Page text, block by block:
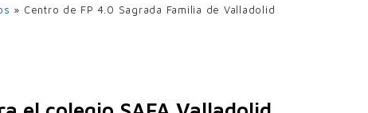
» Centro de FP 4.0 Sagrada Familia de Valladolid